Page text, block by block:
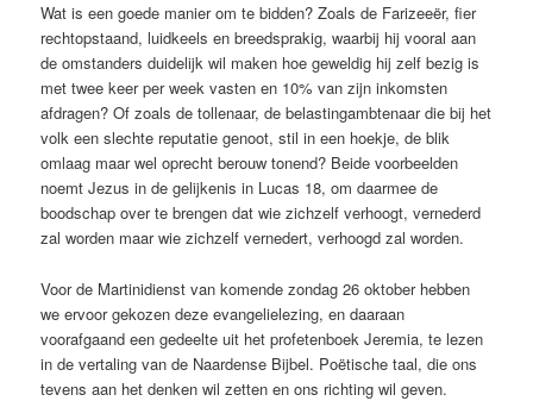
Wat is een goede manier om te bidden? Zoals de Farizeeër, fier
rechtopstaand, luidkeels en breedsprakig, waarbij hij vooral aan
de omstanders duidelijk wil maken hoe geweldig hij zelf bezig is
met twee keer per week vasten en 10% van zijn inkomsten
afdragen? Of zoals de tollenaar, de belastingambtenaar die bij het
volk een slechte reputatie genoot, stil in een hoekje, de blik
omlaag maar wel oprecht berouw tonend? Beide voorbeelden
noemt Jezus in de gelijkenis in Lucas 18, om daarmee de
boodschap over te brengen dat wie zichzelf verhoogt, vernederd
zal worden maar wie zichzelf vernedert, verhoogd zal worden.
Voor de Martinidienst van komende zondag 26 oktober hebben
we ervoor gekozen deze evangelielezing, en daaraan
voorafgaand een gedeelte uit het profetenboek Jeremia, te lezen
in de vertaling van de Naardense Bijbel. Poëtische taal, die ons
tevens aan het denken wil zetten en ons richting wil geven.